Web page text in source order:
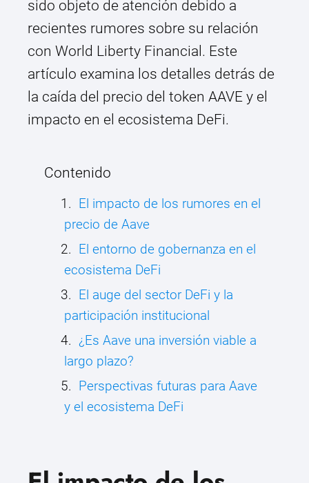
sido objeto de atención debido a
recientes rumores sobre su relación
con World Liberty Financial. Este
artículo examina los detalles detrás de
la caída del precio del token AAVE y el
impacto en el ecosistema DeFi.
Contenido
El impacto de los rumores en el
precio de Aave
El entorno de gobernanza en el
ecosistema DeFi
El auge del sector DeFi y la
participación institucional
¿Es Aave una inversión viable a
largo plazo?
Perspectivas futuras para Aave
y el ecosistema DeFi